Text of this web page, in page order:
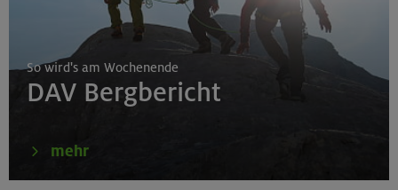
So wird's am Wochenende
DAV Bergbericht
mehr